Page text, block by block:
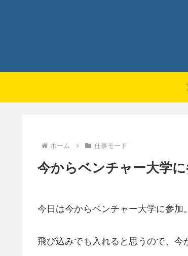
ホーム 仕事モード
今からベンチャー大学に
今日は今からベンチャー大学に参加
飛び込みでも入れると思うので、今